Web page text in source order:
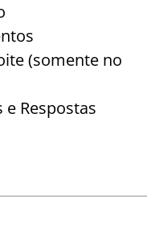
(somente no
e Respostas